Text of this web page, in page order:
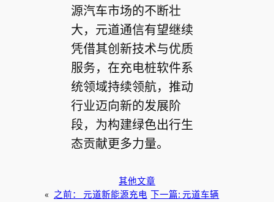
源汽车市场的不断壮
大，元道通信有望继续
凭借其创新技术与优质
服务，在充电桩软件系
统领域持续领航，推动
行业迈向新的发展阶
段，为构建绿色出行生
态贡献更多力量。
其他文章
«
之前： 元道新能源充电 下一篇: 元道车辆